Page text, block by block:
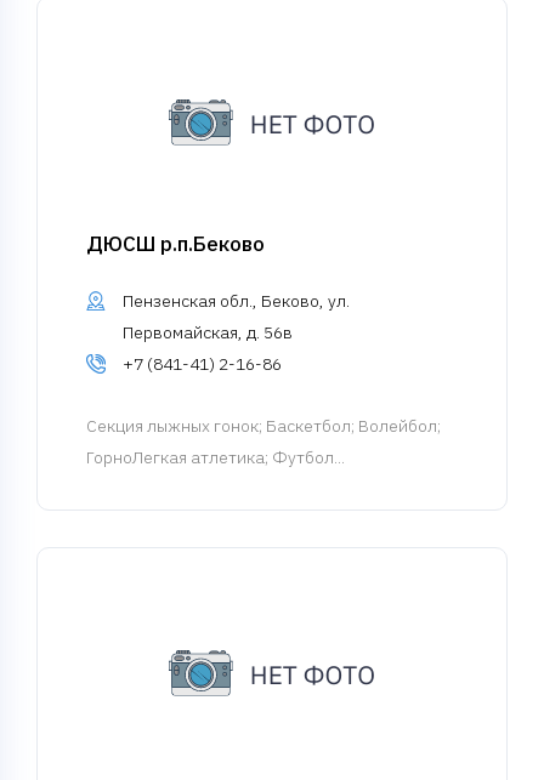
ДЮСШ р.п.Беково
Пензенская обл., Беково, ул.
Первомайская, д. 56в
+7 (841-41) 2-16-86
Cекция лыжных гонок; Баскетбол; Волейбол;
ГорноЛегкая атлетика; Футбол...